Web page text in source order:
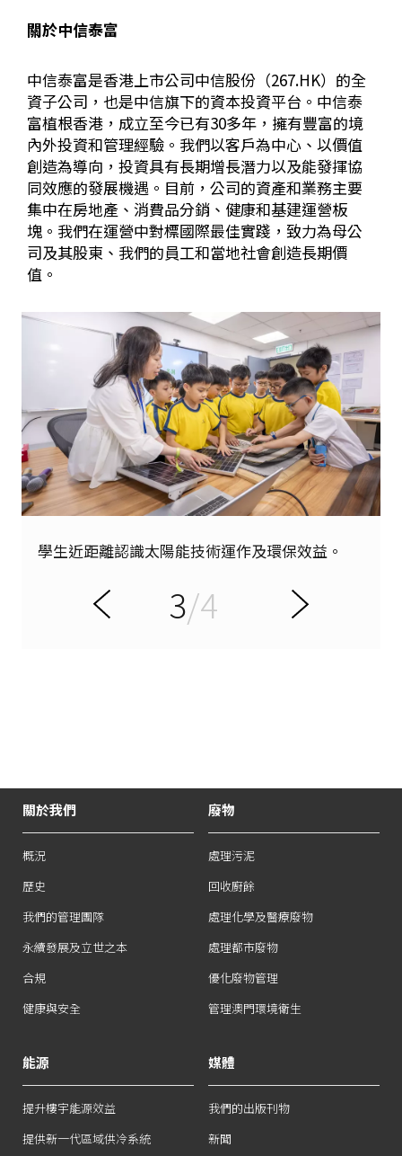
關於中信泰富
中信泰富是香港上市公司中信股份（267.HK）的全
資子公司，也是中信旗下的資本投資平台。中信泰
富植根香港，成立至今已有30多年，擁有豐富的境
內外投資和管理經驗。我們以客戶為中心、以價值
創造為導向，投資具有長期增長潛力以及能發揮協
同效應的發展機遇。目前，公司的資產和業務主要
集中在房地產、消費品分銷、健康和基建運營板
塊。我們在運營中對標國際最佳實踐，致力為母公
司及其股東、我們的員工和當地社會創造長期價
值。
前
項
學生近距離認識太陽能技術運作及環保效益。
3/4
下
一
關於我們
概況
歷史
我們的管理團隊
永續發展及立世之本
合規
健康與安全
廢物
處理污泥
回收廚餘
處理化學及醫療廢物
處理都市廢物
優化廢物管理
管理澳門環境衛生
能源
提升樓宇能源效益
提供新一代區域供冷系統
媒體
我們的出版刊物
新聞